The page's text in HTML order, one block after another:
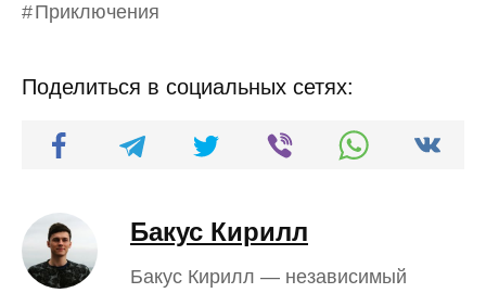
Приключения
Поделиться в социальных сетях:
Бакус Кирилл
Бакус Кирилл — независимый